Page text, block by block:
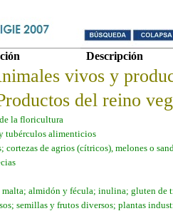
Descripción
vivos y
del reino
la floricultura
tubérculos alimenticios
cortezas de agrios (cítricos), melones o
malta; almidón y fécula; inulina; gluten de
semillas y frutos diversos; plantas